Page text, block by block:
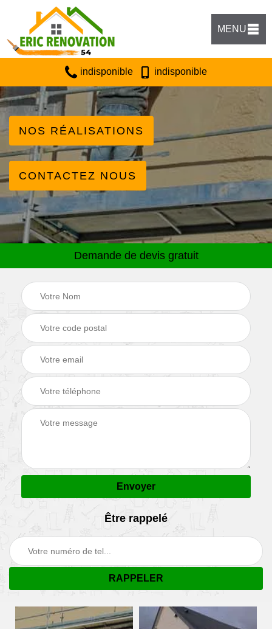
MENU
indisponible indisponible
NOS RÉALISATIONS
CONTACTEZ NOUS
Demande de devis gratuit
Être rappelé